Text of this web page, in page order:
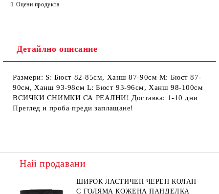
Оцени продукта
Детайлно описание
Размери: S: Бюст 82-85см, Ханш 87-90см М: Бюст 87-
90см, Ханш 93-98см L: Бюст 93-96см, Ханш 98-100см
ВСИЧКИ СНИМКИ СА РЕАЛНИ! Доставка: 1-10 дни
Преглед и проба преди заплащане!
Най продавани
ШИРОК ЛАСТИЧЕН ЧЕРЕН КОЛАН
С ГОЛЯМА КОЖЕНА ПАНДЕЛКА